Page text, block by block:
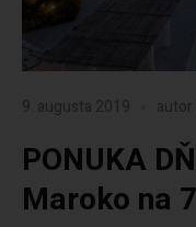
9. augusta 2019 autor
PONUKA
Maroko na